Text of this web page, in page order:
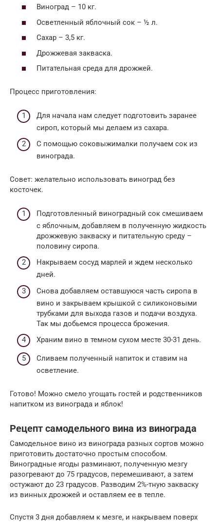
Виноград – 10 кг.
Осветленный яблочный сок – ½ л.
Сахар – 3,5 кг.
Дрожжевая закваска.
Питательная среда для дрожжей.
Процесс приготовления:
Для начала нам следует подготовить заранее
сироп, который мы делаем из сахара.
С помощью соковыжималки получаем сок из
винограда.
Совет: желательно использовать виноград без
косточек.
Подготовленный виноградный сок смешиваем
с яблочным, добавляем в полученную жидкость
дрожжевую закваску и питательную среду –
половину сиропа.
Накрываем сосуд марлей и ждем несколько
дней.
Снова добавляем оставшуюся часть сиропа в
вино и закрываем крышкой с силиконовыми
трубками для выхода газов и подачи воздуха.
Так мы добьемся процесса брожения.
Храним вино в темном сухом месте 30-31 день.
Сливаем полученный напиток и ставим на
осветление.
Готово! Можно смело угощать гостей и родственников
напитком из винограда и яблок!
Рецепт самодельного вина из винограда
Самодельное вино из винограда разных сортов можно
приготовить достаточно простым способом.
Виноградные ягоды разминают, полученную мезгу
разогревают до 75 градусов, перемешивают, а затем
остужают до 23 градусов. Разводим 2%-тную закваску
из винных дрожжей и оставляем ее в тепле.
Спустя 3 дня добавляем к мезге, и накрываем поверх